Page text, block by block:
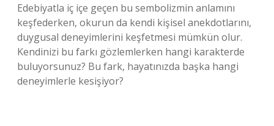
Edebiyatla iç içe geçen bu sembolizmin anlamını
keşfederken, okurun da kendi kişisel anekdotlarını,
duygusal deneyimlerini keşfetmesi mümkün olur.
Kendinizi bu farkı gözlemlerken hangi karakterde
buluyorsunuz? Bu fark, hayatınızda başka hangi
deneyimlerle kesişiyor?